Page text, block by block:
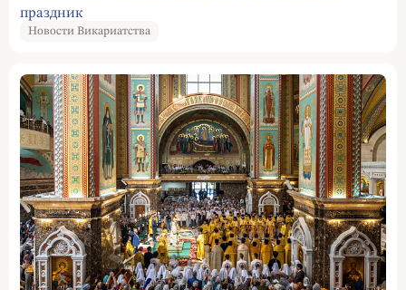
праздник
Новости Викариатства